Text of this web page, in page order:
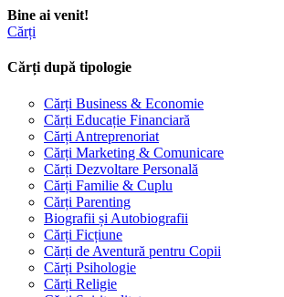
Bine ai venit!
Cărți
Cărți după tipologie
Cărți Business & Economie
Cărți Educație Financiară
Cărți Antreprenoriat
Cărți Marketing & Comunicare
Cărți Dezvoltare Personală
Cărți Familie & Cuplu
Cărți Parenting
Biografii și Autobiografii
Cărți Ficțiune
Cărți de Aventură pentru Copii
Cărți Psihologie
Cărți Religie